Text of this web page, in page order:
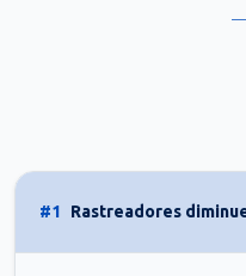
#1 Rastreadores